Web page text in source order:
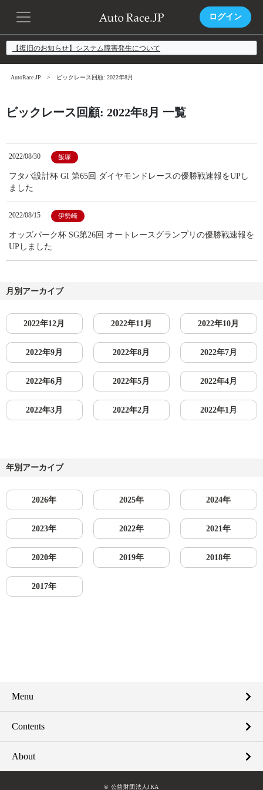
ログイン
【復旧のお知らせ】システム障害発生について
AutoRace.JP ビックレース回顧: 2022年8月
ビックレース回顧: 2022年8月 一覧
2022/08/30 飯塚
フタバ設計杯 GI 第65回 ダイヤモンドレースの優勝戦速報をUPし
ました
2022/08/15 伊勢崎
オッズパーク杯 SG第26回 オートレースグランプリの優勝戦速報を
UPしました
月別アーカイブ
2022年12月 2022年11月 2022年10月
2022年9月 2022年8月 2022年7月
2022年6月 2022年5月 2022年4月
2022年3月 2022年2月 2022年1月
年別アーカイブ
2026年 2025年 2024年
2023年 2022年 2021年
2020年 2019年 2018年
2017年
Menu
Contents
About
© 公益財団法人JKA